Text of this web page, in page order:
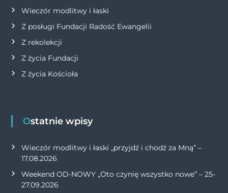
Wieczór modlitwy i łaski
Z posługi Fundacji Radość Ewangelii
Z rekolekcji
Z życia Fundacji
Z życia Kościoła
Ostatnie wpisy
Wieczór modlitwy i łaski „przyjdź i chodź za Mną” –
17.08.2026
Weekend OD-NOWY „Oto czynię wszystko nowe” – 25-
27.09.2026